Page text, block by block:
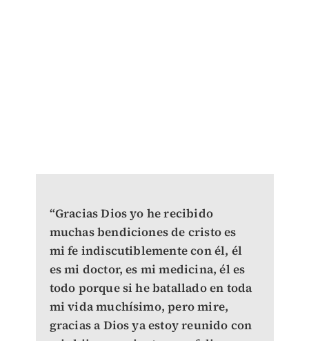
“Gracias Dios yo he recibido
muchas bendiciones de cristo es
mi fe indiscutiblemente con él, él
es mi doctor, es mi medicina, él es
todo porque si he batallado en toda
mi vida muchísimo, pero mire,
gracias a Dios ya estoy reunido con